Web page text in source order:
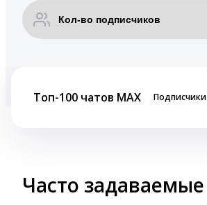
Топ-100 чатов MAX Подписчики
Часто задаваемые